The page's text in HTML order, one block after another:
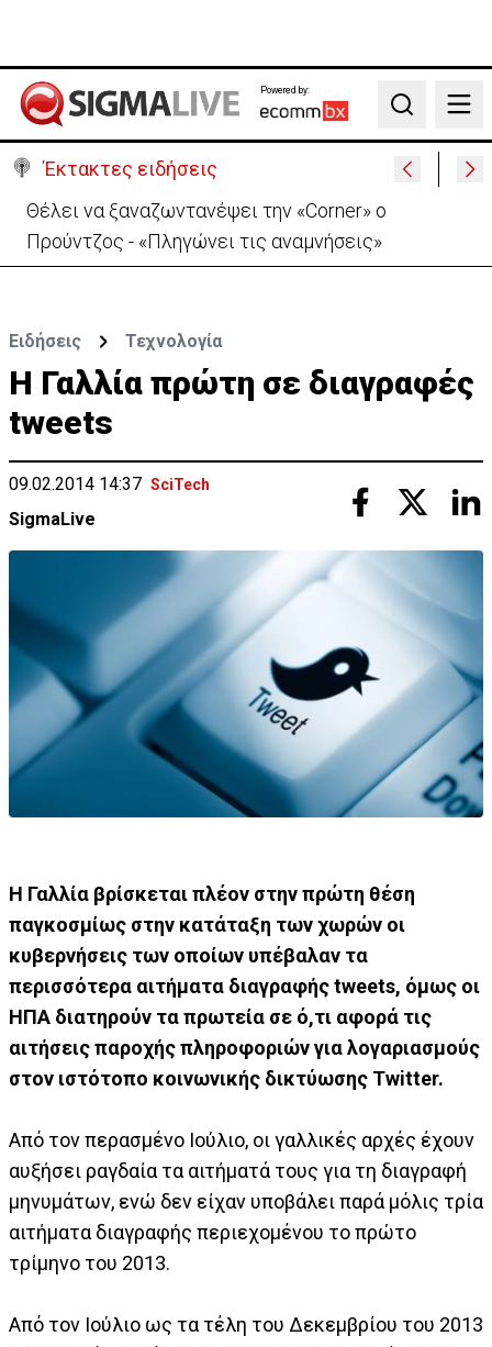
Powered by:
Search
Έκτακτες ειδήσεις
Χειροπέδες σε μοναχό για απόπειρα φόνου-
Μαχαίρωσε στο λαιμό 53χρονο
Ειδήσεις Τεχνολογία
Η Γαλλία πρώτη σε διαγραφές
tweets
09.02.2014 14:37 SciTech
SigmaLive
Η Γαλλία βρίσκεται πλέον στην πρώτη θέση
παγκοσμίως στην κατάταξη των χωρών οι
κυβερνήσεις των οποίων υπέβαλαν τα
περισσότερα αιτήματα διαγραφής tweets, όμως οι
ΗΠΑ διατηρούν τα πρωτεία σε ό,τι αφορά τις
αιτήσεις παροχής πληροφοριών για λογαριασμούς
στον ιστότοπο κοινωνικής δικτύωσης Twitter.
Από τον περασμένο Ιούλιο, οι γαλλικές αρχές έχουν
αυξήσει ραγδαία τα αιτήματά τους για τη διαγραφή
μηνυμάτων, ενώ δεν είχαν υποβάλει παρά μόλις τρία
αιτήματα διαγραφής περιεχομένου το πρώτο
τρίμηνο του 2013.
Από τον Ιούλιο ως τα τέλη του Δεκεμβρίου του 2013